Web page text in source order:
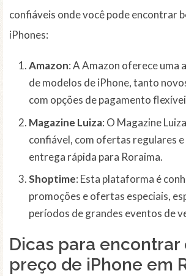
confiáveis onde você pode encontrar
iPhones:
Amazon: A Amazon oferece uma
de modelos de iPhone, tanto
com opções de pagamento
Magazine Luiza: O Magazine
confiável, com ofertas regulares
entrega rápida para Roraima.
Shoptime: Esta plataforma é
promoções e ofertas especiais,
períodos de grandes eventos de
Dicas para
preço de iPhone em